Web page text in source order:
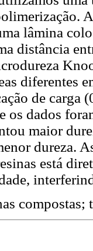
lâmina
distância
diferentes
de carga
os dados
maior
dureza.
está
compostas;